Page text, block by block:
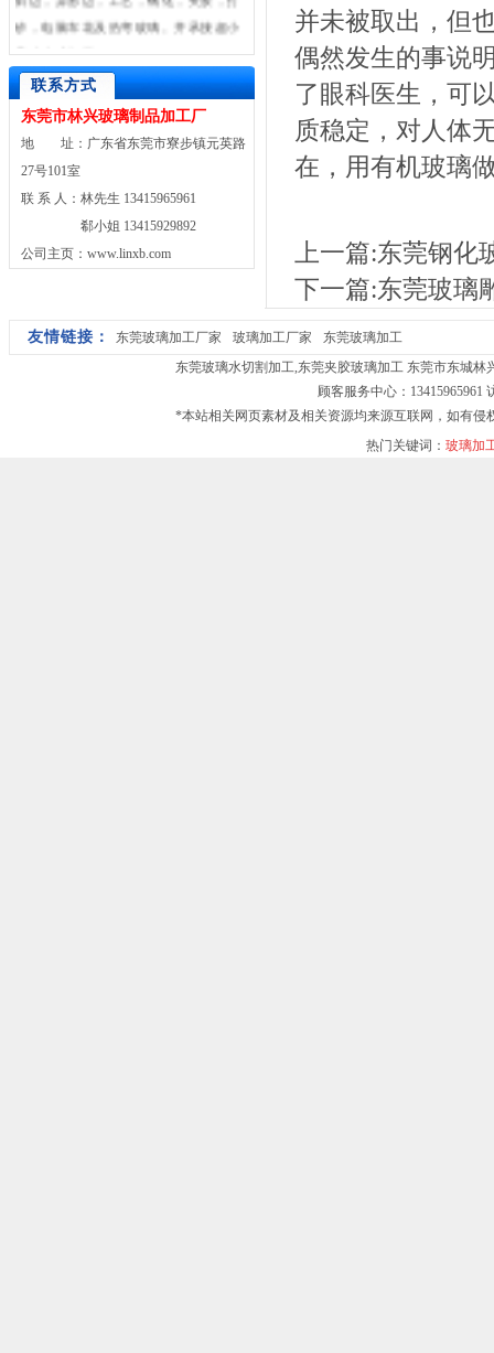
联系方式
东莞市林兴玻璃制品加工厂
地 址：广东省东莞市寮步镇元英路
27号101室
联 系 人：林先生 13415965961
郗小姐 13415929892
公司主页：www.linxb.com
并未被取出，但
偶然发生的事说
了眼科医生，可
质稳定，对人体
在，用有机玻璃
上一篇:东莞钢化
下一篇:东莞玻璃
友情链接： 东莞玻璃加工厂家 玻璃加工厂家
东莞玻璃加工
东莞玻璃水切割加工,东莞夹胶玻璃加工东莞市东城林
顾客服务中心：13415965961
*本站相关网页素材及相关资源均来源互联网，如有
热门关键词： 玻璃加